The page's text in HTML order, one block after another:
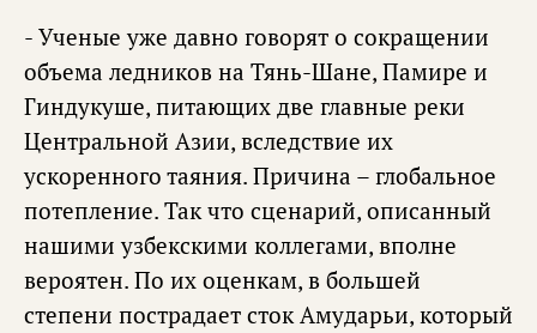
- Ученые уже давно говорят о сокращении
объема ледников на Тянь-Шане, Памире и
Гиндукуше, питающих две главные реки
Центральной Азии, вследствие их
ускоренного таяния. Причина – глобальное
потепление. Так что сценарий, описанный
нашими узбекскими коллегами, вполне
вероятен. По их оценкам, в большей
степени пострадает сток Амударьи, который